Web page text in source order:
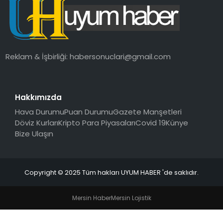
SAĞLIK
MAGAZIN
Reklam & İşbirliği:habersonuclari@gmail.com
Hakkımızda
Hava DurumuPuan DurumuGazete Manşetleri
Döviz KurlarıKripto Para PiyasalarıCovid 19Künye
Bize Ulaşın
Copyright © 2025 Tüm hakları UYUM HABER 'de saklıdır.
Mersin HaberMersin Lojistik